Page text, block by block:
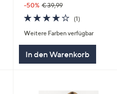
-50% € 39,99
4.0
von
5
(1)1
Weitere Farben verfügbar
In den Warenkorb